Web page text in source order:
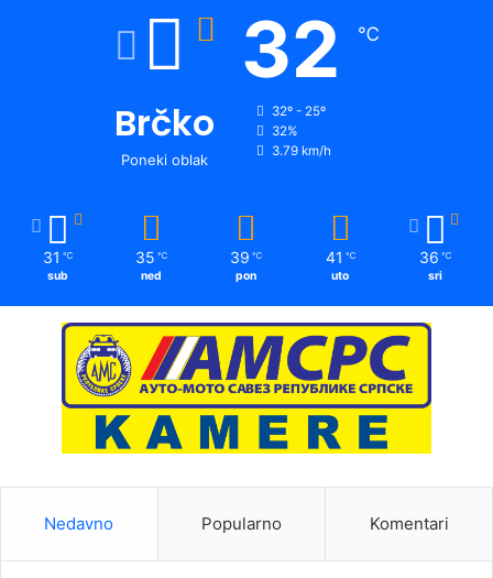
Brčko
Poneki oblak
32 ℃
32º - 25º
32%
3.79 km/h
31 ℃
sub
35 ℃
ned
39 ℃
pon
41 ℃
uto
36 ℃
sri
Nedavno Popularno Komentari